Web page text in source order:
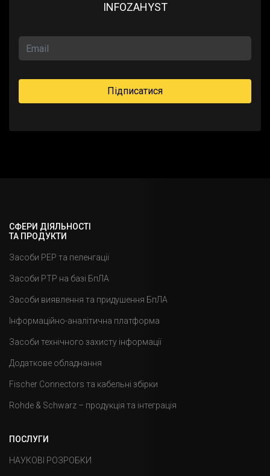
INFOZAHYST
СФЕРИ ДІЯЛЬНОСТІ
ТА ПРОДУКТИ
Засоби РЕР та пеленгації
Засоби РТР на базі БпЛА
Засоби виявлення та придушення БпЛА
Інформаційно-аналітична платформа
Засоби технічного захисту інформації
Додаткове обладнання
Fischer Connectors та кабельні збірки
Rohde & Schwarz – продукція та інтеграція
ПОСЛУГИ
НАУКОВІ РОЗРОБКИ